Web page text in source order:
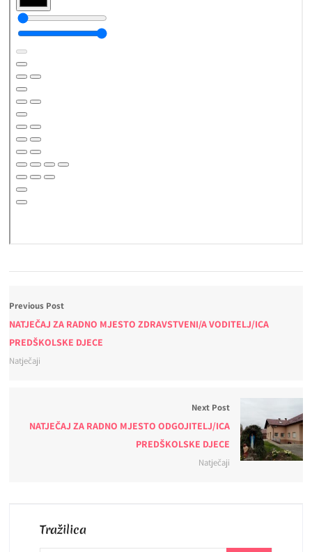
Previous Post
NATJEČAJ ZA RADNO MJESTO ZDRAVSTVENI/A VODITELJ/ICA
PREDŠKOLSKE DJECE
Natječaji
Next Post
NATJEČAJ ZA RADNO MJESTO ODGOJITELJ/ICA
PREDŠKOLSKE DJECE
Natječaji
Tražilica